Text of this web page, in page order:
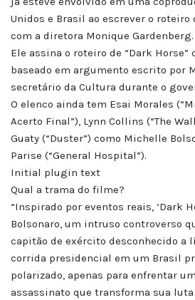
Unidos e Brasil ao escrever o roteiro
com a diretora Monique Gardenberg.
Ele assina o roteiro de “Dark Horse”
baseado em argumento escrito por
secretário da Cultura durante o
O elenco ainda tem Esai Morales
Acerto Final”), Lynn Collins (“The
Guaty (“Duster”) como Michelle
Parise (“General Hospital”).
Initial plugin text
Qual a trama do filme?
“Inspirado por eventos reais, ‘Dark
Bolsonaro, um intruso controverso
capitão de exército desconhecido a
corrida presidencial em um Brasil
polarizado, apenas para enfrentar
assassinato que transforma sua